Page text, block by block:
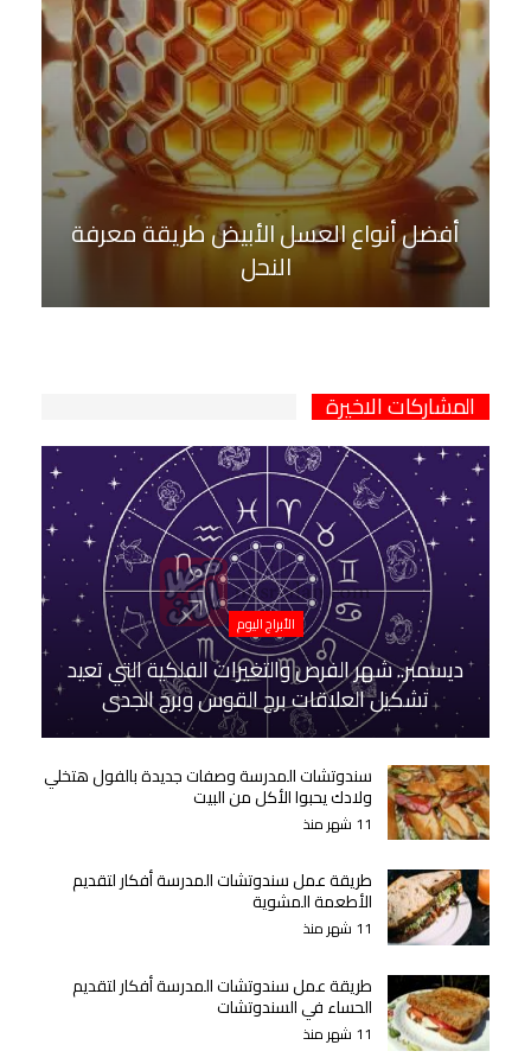
أفضل أنواع العسل الأبيض طريقة معرفة
النحل
المشاركات الاخيرة
الأبراج اليوم
ديسمبر.. شهر الفرص والتغيرات الفلكية التي تعيد
تشكيل العلاقات برج القوس وبرج الجدي
سندوتشات المدرسة وصفات جديدة بالفول هتخلي
ولادك يحبوا الأكل من البيت
11 شهر منذ
طريقة عمل سندوتشات المدرسة أفكار لتقديم
الأطعمة المشوية
11 شهر منذ
طريقة عمل سندوتشات المدرسة أفكار لتقديم
الحساء في السندوتشات
11 شهر منذ